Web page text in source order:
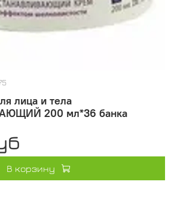
лица и тела
200 мл*36 банка
В корзину